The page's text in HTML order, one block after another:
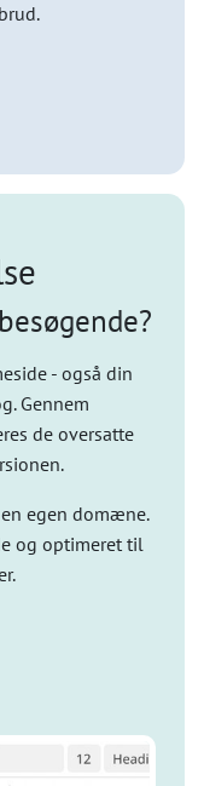
- også din
Gennem
de oversatte
egen domæne.
og optimeret til